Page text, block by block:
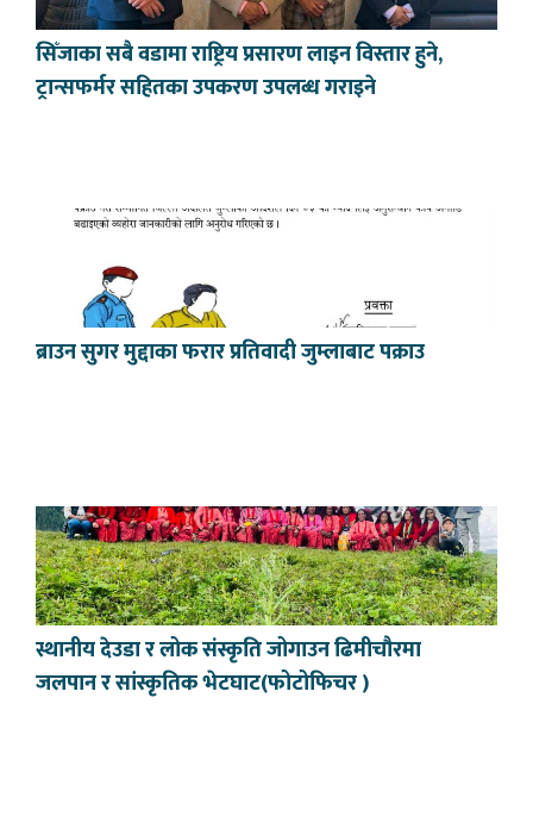
सिँजाका सबै वडामा राष्ट्रिय प्रसारण लाइन विस्तार हुने,
ट्रान्सफर्मर सहितका उपकरण उपलब्ध गराइने
ब्राउन सुगर मुद्दाका फरार प्रतिवादी जुम्लाबाट पक्राउ
स्थानीय देउडा र लोक संस्कृति जोगाउन ढिमीचौरमा
जलपान र सांस्कृतिक भेटघाट(फोटोफिचर )